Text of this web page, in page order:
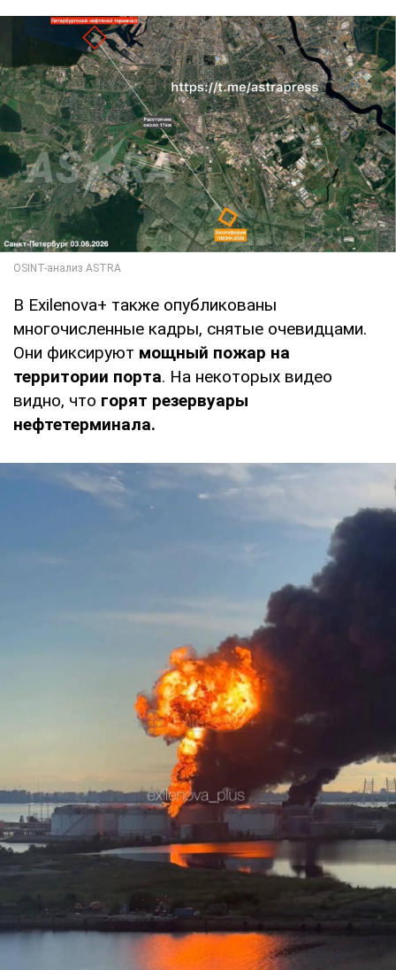
В Exilenova+ также опубликованы
многочисленные кадры, снятые очевидцами.
Они фиксируют мощный пожар на
территории порта. На некоторых видео
видно, что горят резервуары
нефтетерминала.